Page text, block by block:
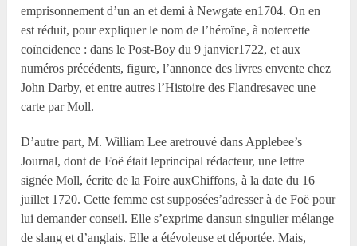
emprisonnement d’un an et demi à Newgate en1704. On en
est réduit, pour expliquer le nom de l’héroïne, à notercette
coïncidence : dans le Post-Boy du 9 janvier1722, et aux
numéros précédents, figure, l’annonce des livres envente chez
John Darby, et entre autres l’Histoire des Flandresavec une
carte par Moll.
D’autre part, M. William Lee aretrouvé dans Applebee’s
Journal, dont de Foë était leprincipal rédacteur, une lettre
signée Moll, écrite de la Foire auxChiffons, à la date du 16
juillet 1720. Cette femme est supposées’adresser à de Foë pour
lui demander conseil. Elle s’exprime dansun singulier mélange
de slang et d’anglais. Elle a étévoleuse et déportée. Mais,